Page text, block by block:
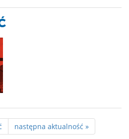
następna aktualność »